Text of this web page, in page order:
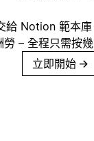
給 Notion 範本
勞 – 全程只需按幾
立即開始 →